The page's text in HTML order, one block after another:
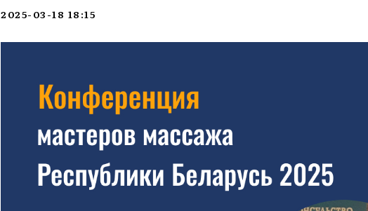
2025-03-18 18:15